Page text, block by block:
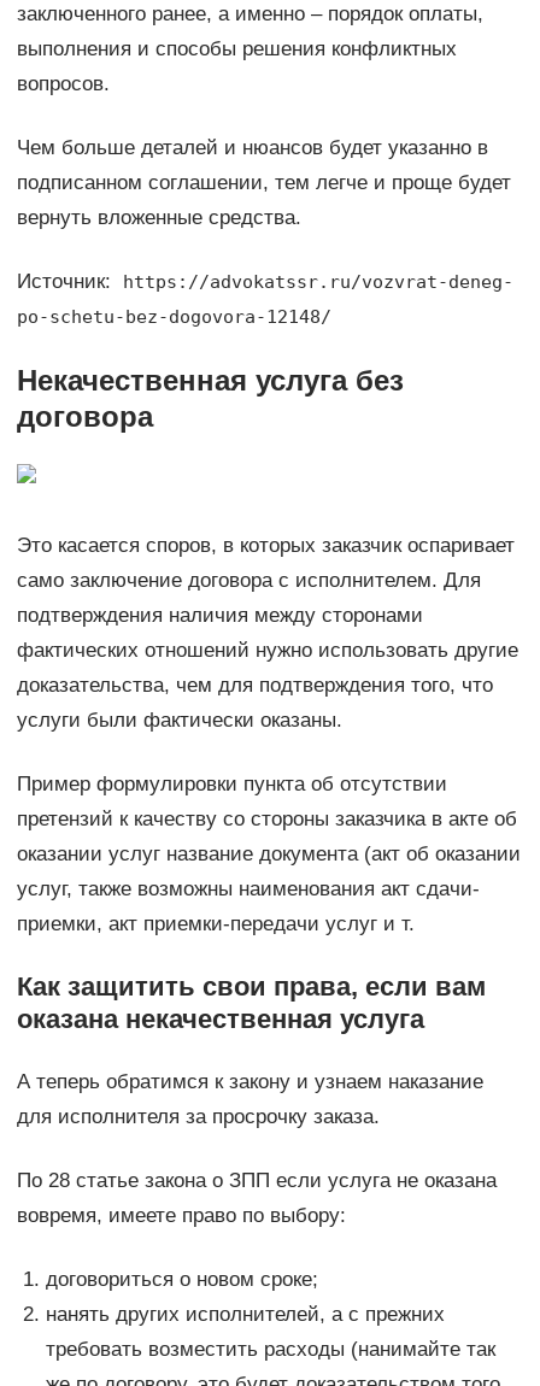
заключенного ранее, а именно – порядок оплаты,
выполнения и способы решения конфликтных
вопросов.
Чем больше деталей и нюансов будет указанно в
подписанном соглашении, тем легче и проще будет
вернуть вложенные средства.
Источник:
https://advokatssr.ru/vozvrat-deneg-
po-schetu-bez-dogovora-12148/
Некачественная услуга без
договора
Это касается споров, в которых заказчик оспаривает
само заключение договора с исполнителем. Для
подтверждения наличия между сторонами
фактических отношений нужно использовать другие
доказательства, чем для подтверждения того, что
услуги были фактически оказаны.
Пример формулировки пункта об отсутствии
претензий к качеству со стороны заказчика в акте об
оказании услуг название документа (акт об оказании
услуг, также возможны наименования акт сдачи-
приемки, акт приемки-передачи услуг и т.
Как защитить свои права, если вам
оказана некачественная услуга
А теперь обратимся к закону и узнаем наказание
для исполнителя за просрочку заказа.
По 28 статье закона о ЗПП если услуга не оказана
вовремя, имеете право по выбору:
договориться о новом сроке;
нанять других исполнителей, а с прежних
требовать возместить расходы (нанимайте так